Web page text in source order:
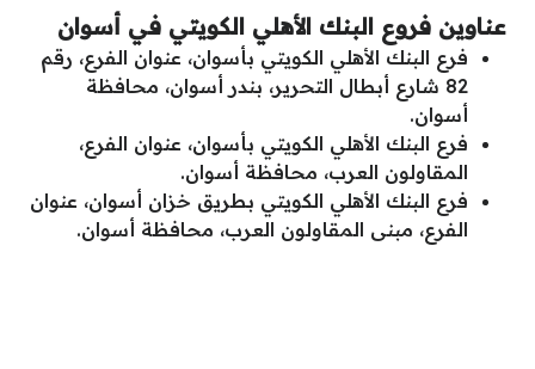
عناوين فروع البنك الأهلي الكويتي في أسوان
فرع البنك الأهلي الكويتي بأسوان، عنوان الفرع، رقم
82 شارع أبطال التحرير، بندر أسوان، محافظة
أسوان.
فرع البنك الأهلي الكويتي بأسوان، عنوان الفرع،
المقاولون العرب، محافظة أسوان.
فرع البنك الأهلي الكويتي بطريق خزان أسوان، عنوان
الفرع، مبنى المقاولون العرب، محافظة أسوان.